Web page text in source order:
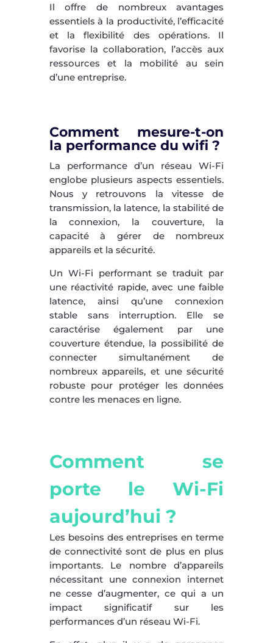
Il offre de nombreux avantages
essentiels à la productivité, l’efficacité
et la flexibilité des opérations. Il
favorise la collaboration, l’accès aux
ressources et la mobilité au sein
d’une entreprise.
Comment mesure-t-on
la performance du wifi ?
La performance d’un réseau Wi-Fi
englobe plusieurs aspects essentiels.
Nous y retrouvons la vitesse de
transmission, la latence, la stabilité de
la connexion, la couverture, la
capacité à gérer de nombreux
appareils et la sécurité.
Un Wi-Fi performant se traduit par
une réactivité rapide, avec une faible
latence, ainsi qu’une connexion
stable sans interruption. Elle se
caractérise également par une
couverture étendue, la possibilité de
connecter simultanément de
nombreux appareils, et une sécurité
robuste pour protéger les données
contre les menaces en ligne.
Comment se
porte le Wi-Fi
aujourd’hui ?
Les besoins des entreprises en terme
de connectivité sont de plus en plus
importants. Le nombre d’appareils
nécessitant une connexion internet
ne cesse d’augmenter, ce qui a un
impact significatif sur les
performances d’un réseau Wi-Fi.